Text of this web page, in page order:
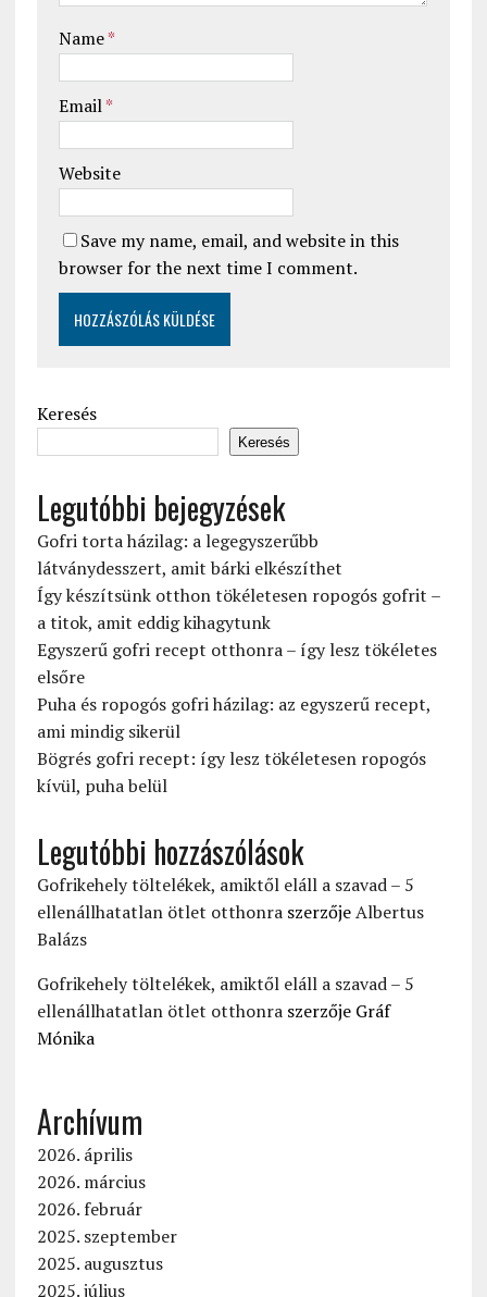
Name*
Email*
Website
Save my name, email, and website in this
browser for the next time I comment.
Keresés
Keresés
Legutóbbi bejegyzések
Gofri torta házilag: a legegyszerűbb
látványdesszert, amit bárki elkészíthet
Így készítsünk otthon tökéletesen ropogós gofrit –
a titok, amit eddig kihagytunk
Egyszerű gofri recept otthonra – így lesz tökéletes
elsőre
Puha és ropogós gofri házilag: az egyszerű recept,
ami mindig sikerül
Bögrés gofri recept: így lesz tökéletesen ropogós
kívül, puha belül
Legutóbbi hozzászólások
Gofrikehely töltelékek, amiktől eláll a szavad – 5
ellenállhatatlan ötlet otthonraszerzőjeAlbertus
Balázs
Gofrikehely töltelékek, amiktől eláll a szavad – 5
ellenállhatatlan ötlet otthonraszerzője Gráf
Mónika
Archívum
2026. április
2026. március
2026. február
2025. szeptember
2025. augusztus
2025. július